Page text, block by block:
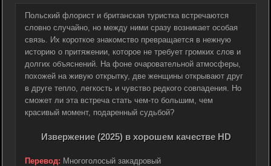
Польский флорист и британская туристка встречаются
словно случайно, но между ними сразу возникает особая
связь. Их короткое знакомство превращается в нежную
историю о притяжении, которое не требует громких слов и
долгих объяснений. На фоне очаровательной атмосферы,
похожей на живую открытку, две женщины открывают друг
в друге тепло, легкость и чувство редкого совпадения. Но
сможет ли эта встреча стать чем-то большим, чем
красивый момент, подаренный судьбой?
Извержение (2025) в хорошем качестве HD
Перевод: Многоголосый закадровый